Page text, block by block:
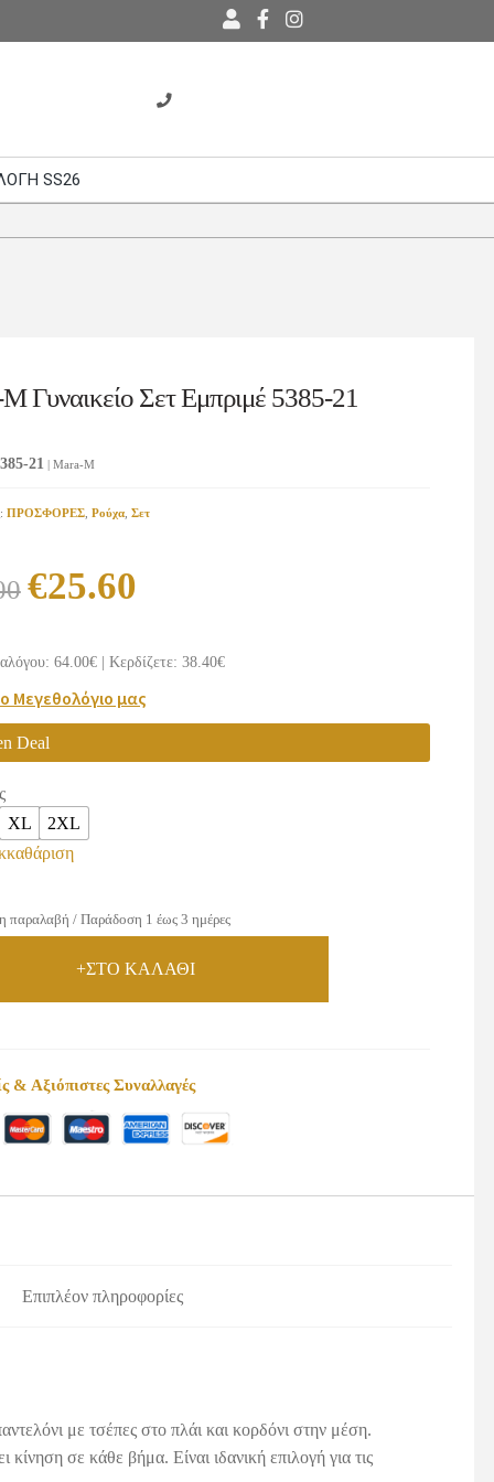
SS26
Γυναικείο Σετ Εμπριμέ 5385-21
21 | Mara-M
ΠΡΟΣΦΟΡΕΣ, Ρούχα, Σετ
Original
was:
€64.00.
€25.60
τιμή
είναι:
€25.60.
64.00€ | Κερδίζετε: 38.40€
Μεγεθολόγιο μας
Deal
XL
2XL
παραλαβή / Παράδοση 1 έως 3 ημέρες
+ΣΤΟ ΚΑΛΑΘΙ
& Αξιόπιστες Συναλλαγές
Επιπλέον πληροφορίες
με τσέπες στο πλάι και κορδόνι στην μέση.
σε κάθε βήμα. Είναι ιδανική επιλογή για τις